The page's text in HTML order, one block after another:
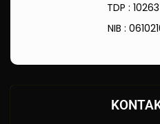
TDP :
NIB :